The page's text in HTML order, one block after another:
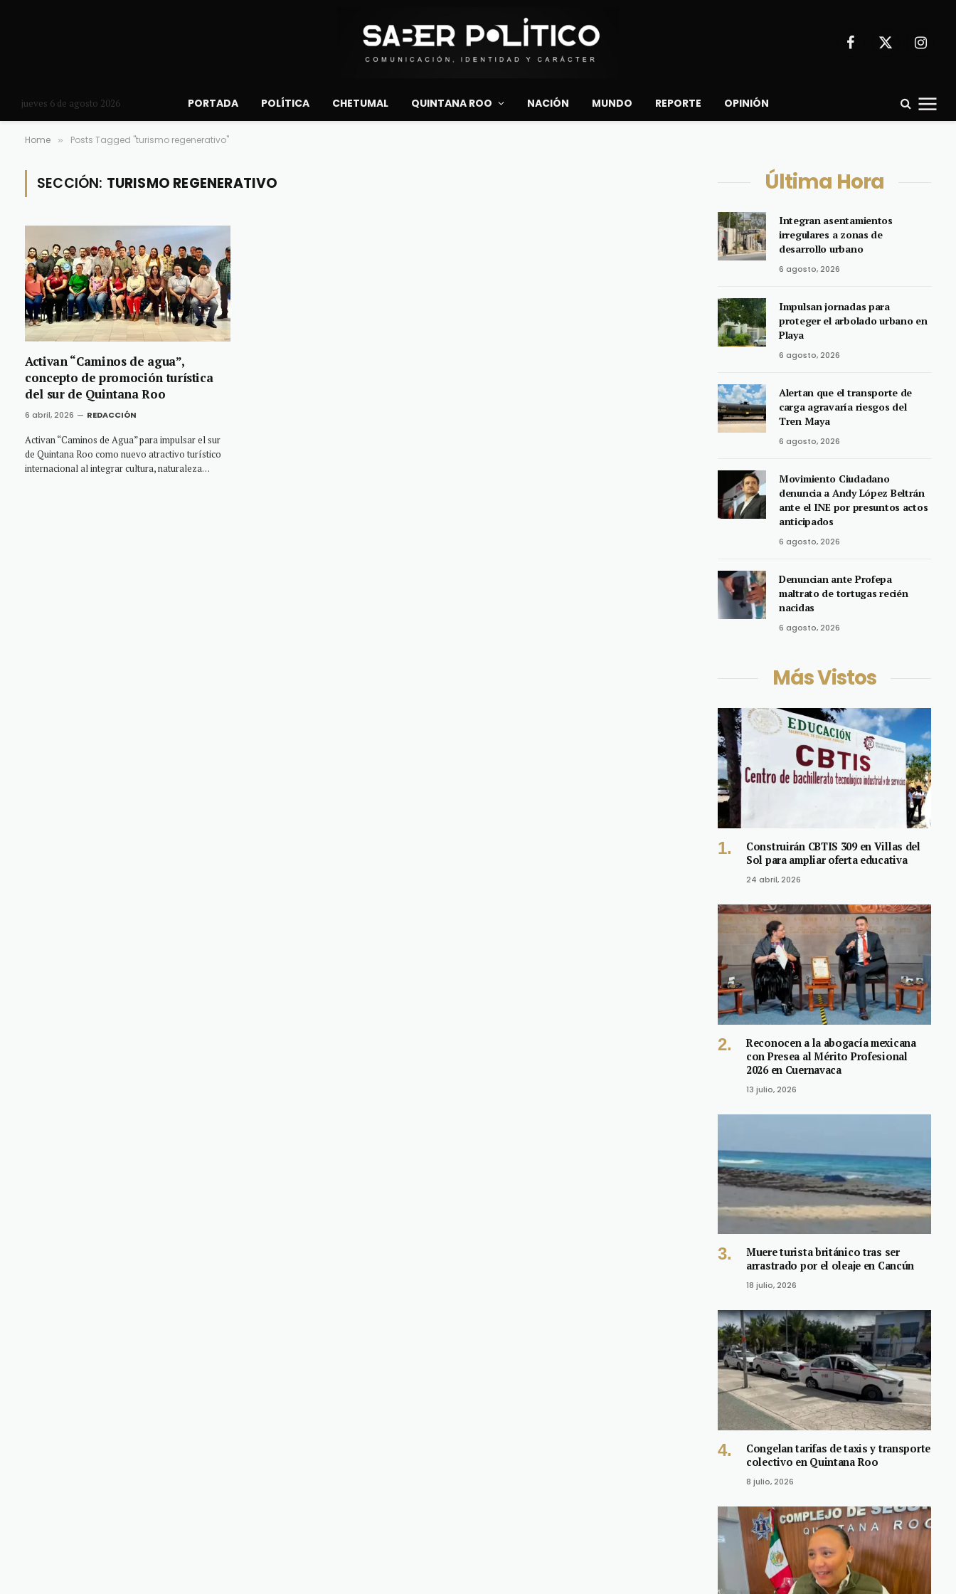
Facebook
X
jueves 6 de agosto 2026 PORTADA POLÍTICA CHETUMAL QUINTANA ROO NACIÓN MUNDO REPORTE OPINIÓN
Home » Posts Tagged "turismo regenerativo"
SECCIÓN: TURISMO REGENERATIVO
Activan “Caminos de agua”,
concepto de promoción turística
del sur de Quintana Roo
6 abril, 2026 REDACCIÓN
Activan “Caminos de Agua” para impulsar el sur
de Quintana Roo como nuevo atractivo turístico
internacional al integrar cultura, naturaleza…
Última Hora
Integran asentamientos
irregulares a zonas de
desarrollo urbano
6 agosto, 2026
Impulsan jornadas para
proteger el arbolado urbano en
Playa
6 agosto, 2026
Alertan que el transporte de
carga agravaría riesgos del
Tren Maya
6 agosto, 2026
Movimiento Ciudadano
denuncia a Andy López Beltrán
ante el INE por presuntos actos
anticipados
6 agosto, 2026
Denuncian ante Profepa
maltrato de tortugas recién
nacidas
6 agosto, 2026
Más Vistos
Construirán CBTIS 309 en Villas del
Sol para ampliar oferta educativa
24 abril, 2026
Reconocen a la abogacía mexicana
con Presea al Mérito Profesional
2026 en Cuernavaca
13 julio, 2026
Muere turista británico tras ser
arrastrado por el oleaje en Cancún
18 julio, 2026
Congelan tarifas de taxis y transporte
colectivo en Quintana Roo
8 julio, 2026